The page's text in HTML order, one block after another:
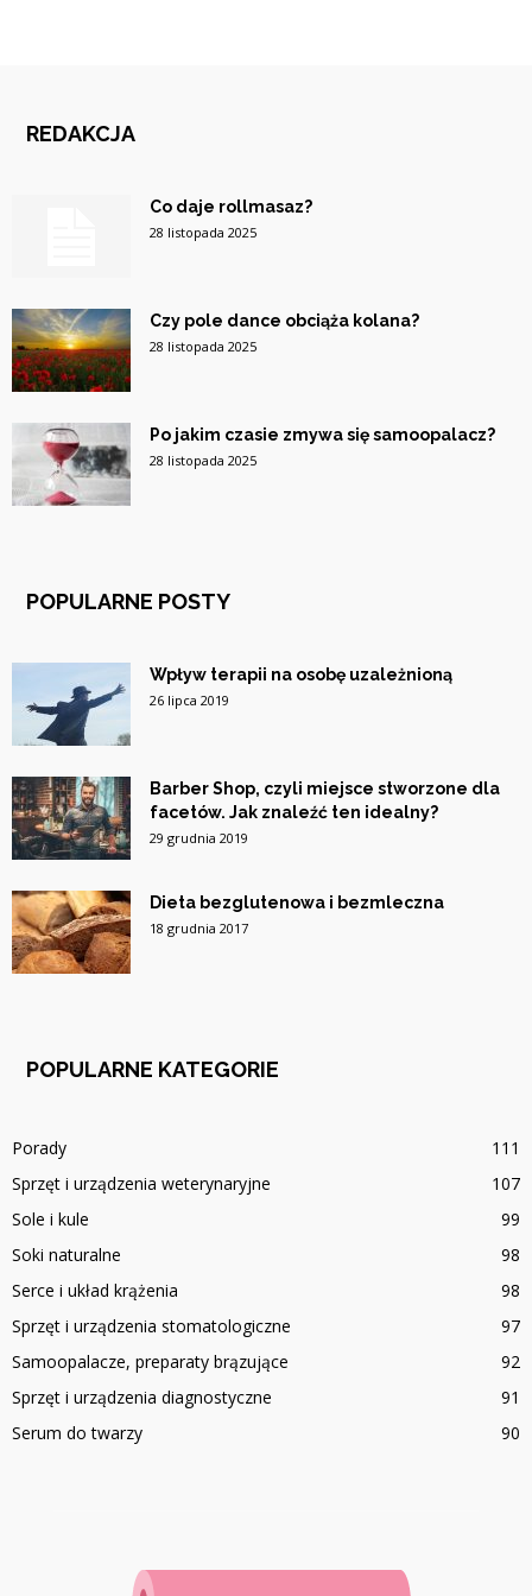
REDAKCJA
Co daje rollmasaz?
28 listopada 2025
Czy pole dance obciąża kolana?
28 listopada 2025
Po jakim czasie zmywa się samoopalacz?
28 listopada 2025
POPULARNE POSTY
Wpływ terapii na osobę uzależnioną
26 lipca 2019
Barber Shop, czyli miejsce stworzone dla
facetów. Jak znaleźć ten idealny?
29 grudnia 2019
Dieta bezglutenowa i bezmleczna
18 grudnia 2017
POPULARNE KATEGORIE
Porady
111
Sprzęt i urządzenia weterynaryjne
107
Sole i kule
99
Soki naturalne
98
Serce i układ krążenia
98
Sprzęt i urządzenia stomatologiczne
97
Samoopalacze, preparaty brązujące
92
Sprzęt i urządzenia diagnostyczne
91
Serum do twarzy
90